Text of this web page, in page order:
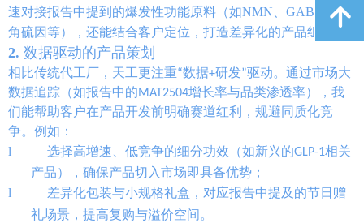
速对接报告中提到的爆发性功能原料（如NMN、GABA、麦
角硫因等）
，还能结合客户定位，打造差异化的产品组合。
2. 数据驱动的产品策划
相比传统代工厂，天工更注重“数据+研发”驱动。通过市场大
数据追踪（如报告中的MAT2504增长率与品类渗透率），我
们能帮助客户在产品开发前明确赛道红利，规避同质化竞
争。例如：
l 选择高增速、低竞争的细分功效 （如新兴的GLP-1相关
产品），确保产品切入市场即具备优势；
l 差异化包装与小规格礼盒 ，对应报告中提及的节日赠
礼场景 ，提高复购与溢价空间。
녕